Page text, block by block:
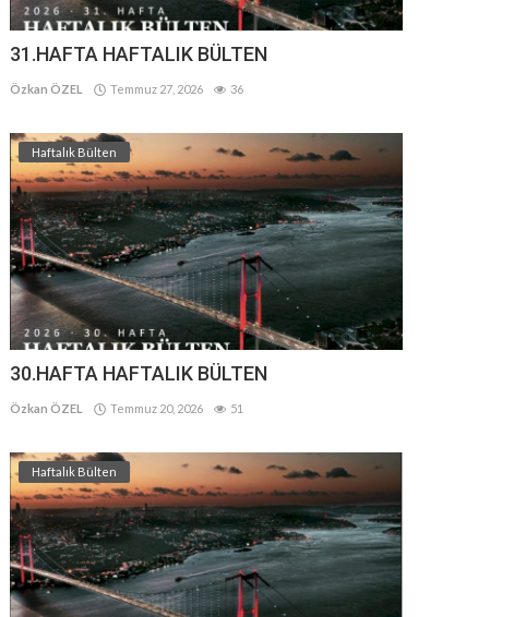
31.HAFTA HAFTALIK BÜLTEN
Özkan ÖZEL Temmuz 27, 2026 36
Haftalık Bülten
30.HAFTA HAFTALIK BÜLTEN
Özkan ÖZEL Temmuz 20, 2026 51
Haftalık Bülten